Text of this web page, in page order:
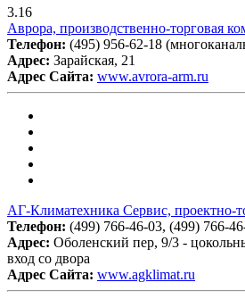
3.16
Аврора, производственно-торговая
Телефон: (495) 956-62-18
Адрес: Зарайская, 21
Адрес Сайта: www.avrora-arm.ru
АГ-Климатехника Сервис, проектно-
Телефон: (499) 766-46-03, (499) 766-
Адрес: Оболенский пер, 9/3 -
вход со двора
Адрес Сайта: www.agklimat.ru